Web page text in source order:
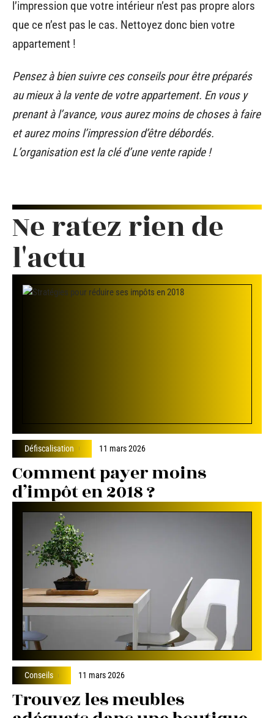
l’impression que votre intérieur n’est pas propre alors
que ce n’est pas le cas. Nettoyez donc bien votre
appartement !
Pensez à bien suivre ces conseils pour être préparés
au mieux à la vente de votre appartement. En vous y
prenant à l’avance, vous aurez moins de choses à faire
et aurez moins l’impression d’être débordés.
L’organisation est la clé d’une vente rapide !
Ne ratez rien de
l'actu
Défiscalisation 11 mars 2026
Comment payer moins
d’impôt en 2018 ?
Conseils 11 mars 2026
Trouvez les meubles